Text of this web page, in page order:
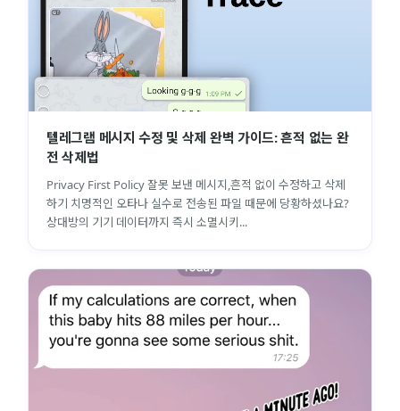
텔레그램 메시지 수정 및 삭제 완벽 가이드: 흔적 없는 완
전 삭제법
Privacy First Policy 잘못 보낸 메시지,흔적 없이 수정하고 삭제
하기 치명적인 오타나 실수로 전송된 파일 때문에 당황하셨나요?
상대방의 기기 데이터까지 즉시 소멸시키...